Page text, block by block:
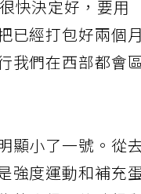
快決定好，要用
已經打包好兩個月
我們在西部都會
顯小了一號。從
強度運動和補充